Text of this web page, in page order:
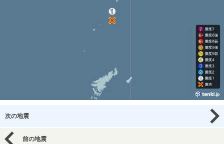
次の地震
前の地震